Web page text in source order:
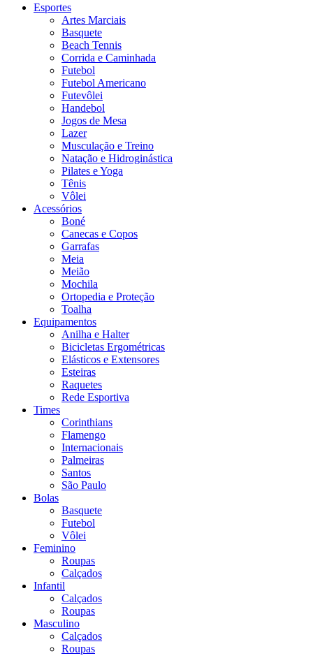
Esportes
Artes Marciais
Basquete
Beach Tennis
Corrida e Caminhada
Futebol
Futebol Americano
Futevôlei
Handebol
Jogos de Mesa
Lazer
Musculação e Treino
Natação e Hidroginástica
Pilates e Yoga
Tênis
Vôlei
Acessórios
Boné
Canecas e Copos
Garrafas
Meia
Meião
Mochila
Ortopedia e Proteção
Toalha
Equipamentos
Anilha e Halter
Bicicletas Ergométricas
Elásticos e Extensores
Esteiras
Raquetes
Rede Esportiva
Times
Corinthians
Flamengo
Internacionais
Palmeiras
Santos
São Paulo
Bolas
Basquete
Futebol
Vôlei
Feminino
Roupas
Calçados
Infantil
Calçados
Roupas
Masculino
Calçados
Roupas